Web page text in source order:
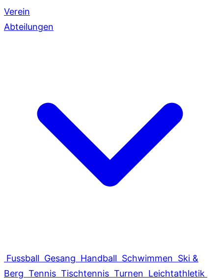
Verein
Abteilungen
Fussball Gesang Handball Schwimmen Ski &
Berg Tennis Tischtennis Turnen Leichtathletik